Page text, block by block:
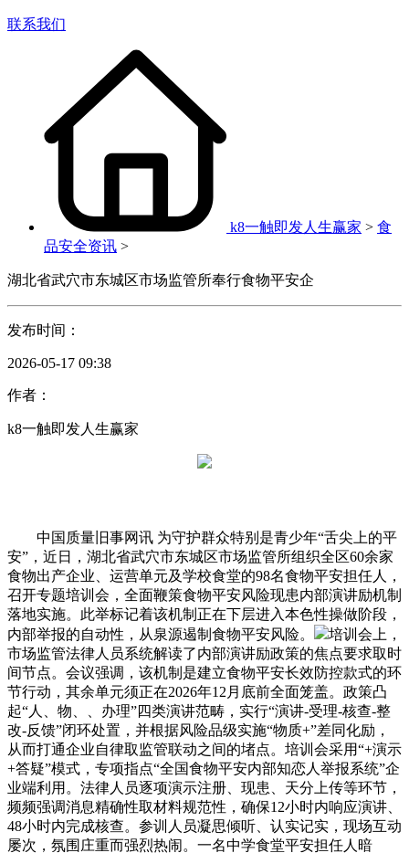
联系我们
k8一触即发人生赢家 > 食
品安全资讯 >
湖北省武穴市东城区市场监管所奉行食物平安企
发布时间：
2026-05-17 09:38
作者：
k8一触即发人生赢家
中国质量旧事网讯 为守护群众特别是青少年“舌尖上的平
安”，近日，湖北省武穴市东城区市场监管所组织全区60余家
食物出产企业、运营单元及学校食堂的98名食物平安担任人，
召开专题培训会，全面鞭策食物平安风险现患内部演讲励机制
落地实施。此举标记着该机制正在下层进入本色性操做阶段，
内部举报的自动性，从泉源遏制食物平安风险。
培训会上，
市场监管法律人员系统解读了内部演讲励政策的焦点要求取时
间节点。会议强调，该机制是建立食物平安长效防控款式的环
节行动，其余单元须正在2026年12月底前全面笼盖。政策凸
起“人、物、、办理”四类演讲范畴，实行“演讲-受理-核查-整
改-反馈”闭环处置，并根据风险品级实施“物质+”差同化励，
从而打通企业自律取监管联动之间的堵点。培训会采用“+演示
+答疑”模式，专项指点“全国食物平安内部知恋人举报系统”企
业端利用。法律人员逐项演示注册、现患、天分上传等环节，
频频强调消息精确性取材料规范性，确保12小时内响应演讲、
48小时内完成核查。参训人员凝思倾听、认实记实，现场互动
屡次，氛围庄重而强烈热闹。一名中学食堂平安担任人暗